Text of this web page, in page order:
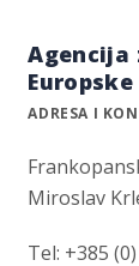
Agencija
ADRESA I
Miroslav
Tel: +385